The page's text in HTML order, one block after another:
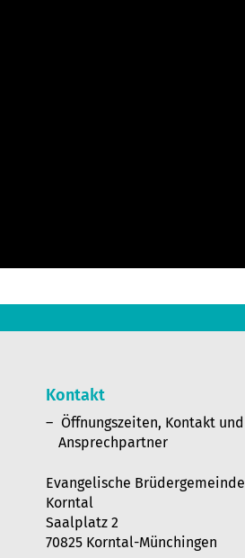
Kontakt
Öffnungszeiten, Kontakt und
Ansprechpartner
Evangelische Brüdergemeinde
Korntal
Saalplatz 2
70825 Korntal-Münchingen